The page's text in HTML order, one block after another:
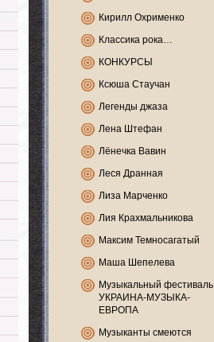
Кирилл Охрименко
Классика рока…
КОНКУРСЫ
Ксюша Стаучан
Легенды джаза
Лена Штефан
Лёнечка Вавин
Леся Дранная
Лиза Марченко
Лия Крахмальникова
Максим Темносагатый
Маша Шепелева
Музыкальный фестиваль
УКРАИНА-МУЗЫКА-
ЕВРОПА
Музыканты смеются